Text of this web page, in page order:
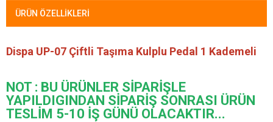
ÜRÜN ÖZELLIKLERI
Dispa UP-07 Çiftli Taşıma Kulplu Pedal 1 Kademeli
NOT : BU ÜRÜNLER SİPARİŞLE
YAPILDIGINDAN SİPARİŞ SONRASI ÜRÜN
TESLİM 5-10 İŞ GÜNÜ OLACAKTIR...